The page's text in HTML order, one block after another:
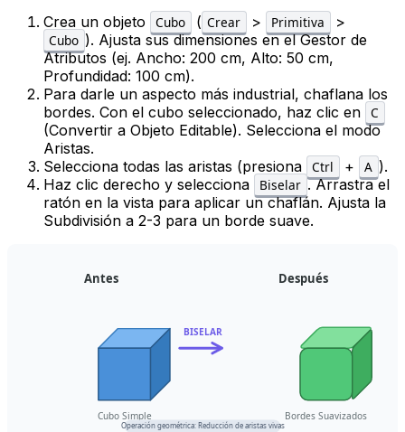
Crea un objeto
Cubo ( Crear > Primitiva >
Cubo ). Ajusta sus dimensiones en elGestor de
Atributos (ej. Ancho: 200 cm, Alto: 50 cm,
Profundidad: 100 cm).
Para darle un aspecto más industrial, chaflana los
bordes. Con el cubo seleccionado, haz clic en
C
(Convertir a Objeto Editable). Selecciona el modo
Aristas.
Selecciona todas las aristas (presiona
Ctrl + A ).
Haz clic derecho y selecciona
Biselar . Arrastra el
ratón en la vista para aplicar un chaflán. Ajusta la
Subdivisión a 2-3 para un borde suave.
Antes Después
Cubo Simple
BISELAR
Bordes Suavizados
Operación geométrica: Reducción de aristas vivas